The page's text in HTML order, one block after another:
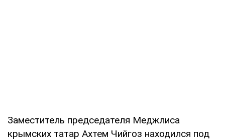
Заместитель председателя Меджлиса
крымских татар Ахтем Чийгоз находился под